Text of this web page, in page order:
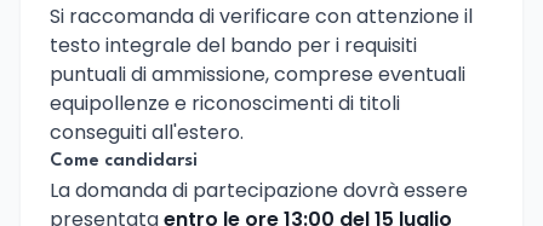
Si raccomanda di verificare con attenzione il
testo integrale del bando per i requisiti
puntuali di ammissione, comprese eventuali
equipollenze e riconoscimenti di titoli
conseguiti all'estero.
Come candidarsi
La domanda di partecipazione dovrà essere
presentataentro le ore 13:00 del 15 luglio